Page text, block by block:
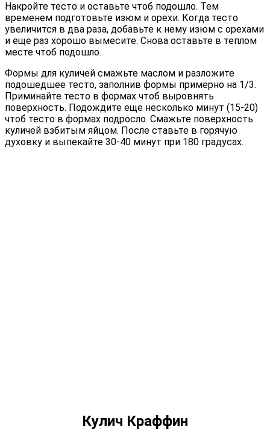
Накройте тесто и оставьте чтоб подошло. Тем
временем подготовьте изюм и орехи. Когда тесто
увеличится в два раза, добавьте к нему изюм с орехами
и еще раз хорошо вымесите. Снова оставьте в теплом
месте чтоб подошло.
Формы для куличей смажьте маслом и разложите
подошедшее тесто, заполнив формы примерно на 1/3.
Приминайте тесто в формах чтоб выровнять
поверхность. Подождите еще несколько минут (15-20)
чтоб тесто в формах подросло. Смажьте поверхность
куличей взбитым яйцом. После ставьте в горячую
духовку и выпекайте 30-40 минут при 180 градусах.
Кулич Краффин